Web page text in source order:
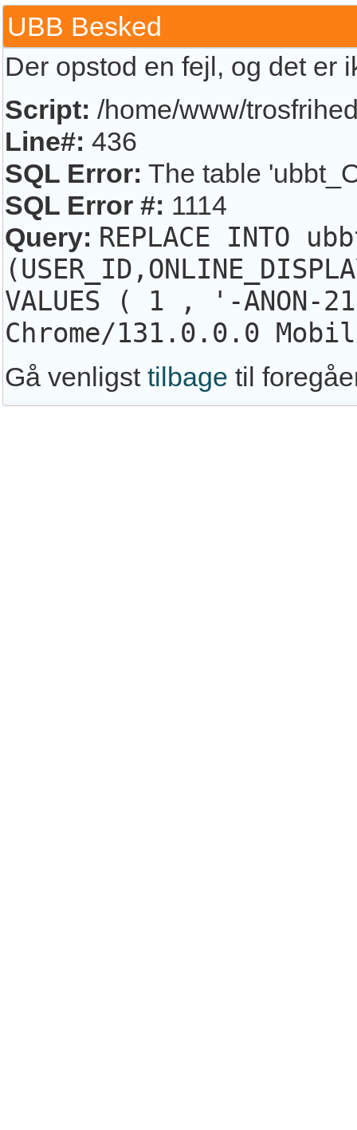
UBB Besked
Der opstod en fejl, og det
Script: /home/www/
Line#: 436
SQL Error: The table
SQL Error #: 1114
Query: REPLACE INTO
VALUES ( 1 , '-
Chrome/131.0.0.0
Gå venligst tilbage til